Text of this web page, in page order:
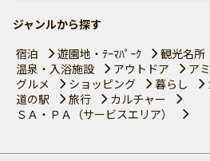
ジャンルから探す
宿泊
遊園地・ﾃｰﾏﾊﾟｰｸ 観光名所
温泉・入浴施設
アウトドア
ア
グルメ
ショッピング 暮らし
道の駅
旅行
カルチャー
ＳＡ・ＰＡ（サービスエリア）